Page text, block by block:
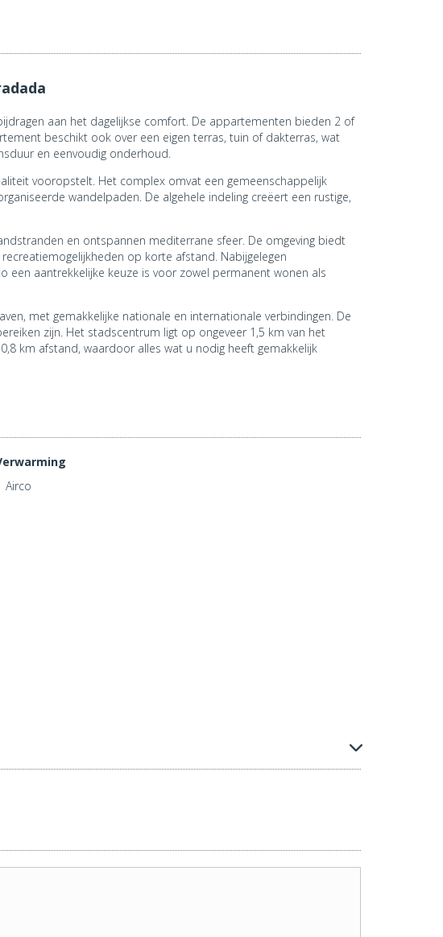
aan het dagelijkse comfort. De appartementen bieden 2 of
beschikt ook over een eigen terras, tuin of dakterras, wat
en eenvoudig onderhoud.
vooropstelt. Het complex omvat een gemeenschappelijk
wandelpaden. De algehele indeling creëert een rustige,
en ontspannen mediterrane sfeer. De omgeving biedt
op korte afstand. Nabijgelegen
aantrekkelijke keuze is voor zowel permanent wonen als
met gemakkelijke nationale en internationale verbindingen. De
zijn. Het stadscentrum ligt op ongeveer 1,5 km van het
km afstand, waardoor alles wat u nodig heeft gemakkelijk
Airco